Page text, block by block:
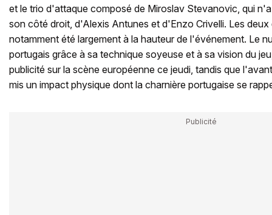
et le trio d'attaque composé de Miroslav Stevanovic, qui
son côté droit, d'Alexis Antunes et d'Enzo Crivelli. Les deux
notamment été largement à la hauteur de l'événement. Le
portugais grâce à sa technique soyeuse et à sa vision du
publicité sur la scène européenne ce jeudi, tandis que
mis un impact physique dont la charnière portugaise se